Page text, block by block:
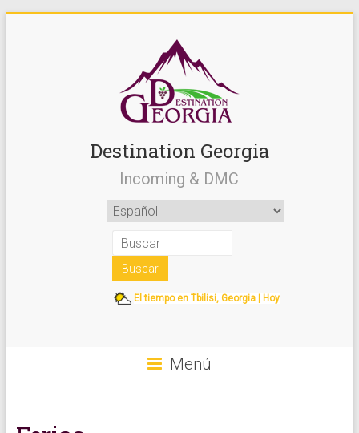
Destination Georgia
Incoming & DMC
El tiempo en Tbilisi, Georgia | Hoy
Menú